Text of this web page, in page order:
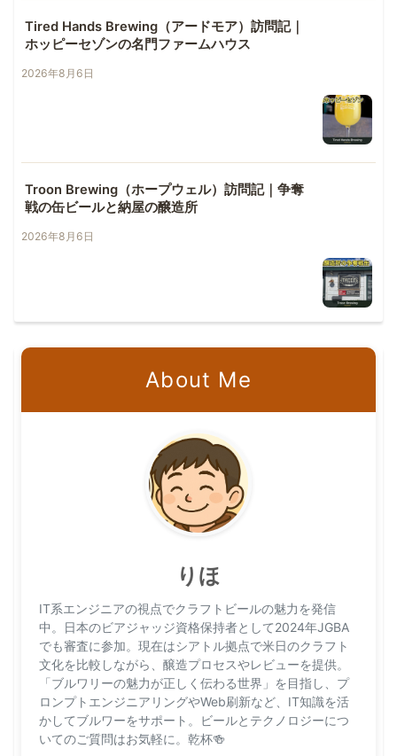
Tired Hands Brewing（アードモア）訪問記｜
ホッピーセゾンの名門ファームハウス
2026年8月6日
Troon Brewing（ホープウェル）訪問記｜争奪
戦の缶ビールと納屋の醸造所
2026年8月6日
About Me
りほ
IT系エンジニアの視点でクラフトビールの魅力を発信
中。日本のビアジャッジ資格保持者として2024年JGBA
でも審査に参加。現在はシアトル拠点で米日のクラフト
文化を比較しながら、醸造プロセスやレビューを提供。
「ブルワリーの魅力が正しく伝わる世界」を目指し、プ
ロンプトエンジニアリングやWeb刷新など、IT知識を活
かしてブルワーをサポート。ビールとテクノロジーにつ
いてのご質問はお気軽に。乾杯🍻